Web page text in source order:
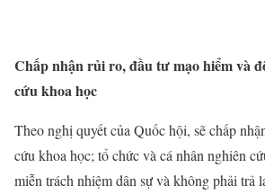
Chấp nhận rủi ro, đầu tư mạo hiểm và
cứu khoa học
Theo nghị quyết của Quốc hội, sẽ chấp
cứu khoa học; tổ chức và cá nhân nghiên
miễn trách nhiệm dân sự và không phải trả